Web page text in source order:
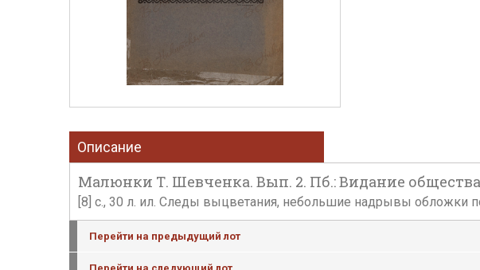
Описание
Малюнки Т. Шевченка. Вып. 2. Пб.: Видание
[8] с., 30 л. ил. Следы выцветания, небольшие надрывы обложки
Перейти на предыдущий лот